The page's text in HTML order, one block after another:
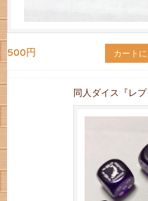
500円 カート
同人ダイス『レプ